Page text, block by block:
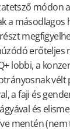
módon
a másodlagos
erőteljes
lobbi, a
vélt
a faji és
és
mentén